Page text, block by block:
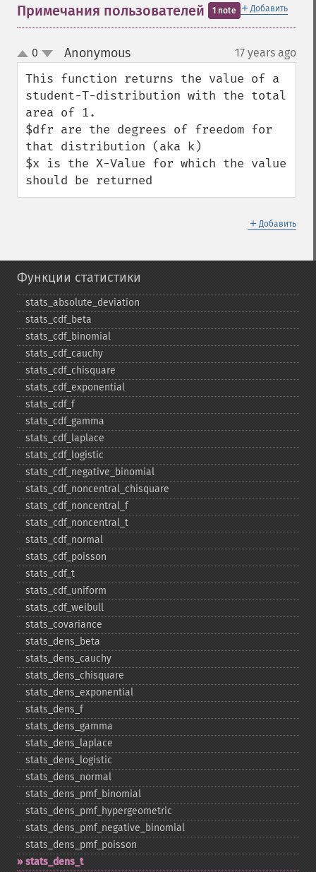
＋ Добавить
Примечания пользователей 1 note
up
down
0 Anonymous¶ 17 years ago
This function returns the value of a
student-T-distribution with the total
area of 1.
$dfr are the degrees of freedom for
that distribution (aka k)
$x is the X-Value for which the value
should be returned
＋ Добавить
Функции статистики
stats_​absolute_​deviation
stats_​cdf_​beta
stats_​cdf_​binomial
stats_​cdf_​cauchy
stats_​cdf_​chisquare
stats_​cdf_​exponential
stats_​cdf_​f
stats_​cdf_​gamma
stats_​cdf_​laplace
stats_​cdf_​logistic
stats_​cdf_​negative_​binomial
stats_​cdf_​noncentral_​chisquare
stats_​cdf_​noncentral_​f
stats_​cdf_​noncentral_​t
stats_​cdf_​normal
stats_​cdf_​poisson
stats_​cdf_​t
stats_​cdf_​uniform
stats_​cdf_​weibull
stats_​covariance
stats_​dens_​beta
stats_​dens_​cauchy
stats_​dens_​chisquare
stats_​dens_​exponential
stats_​dens_​f
stats_​dens_​gamma
stats_​dens_​laplace
stats_​dens_​logistic
stats_​dens_​normal
stats_​dens_​pmf_​binomial
stats_​dens_​pmf_​hypergeometric
stats_​dens_​pmf_​negative_​binomial
stats_​dens_​pmf_​poisson
stats_​dens_​t